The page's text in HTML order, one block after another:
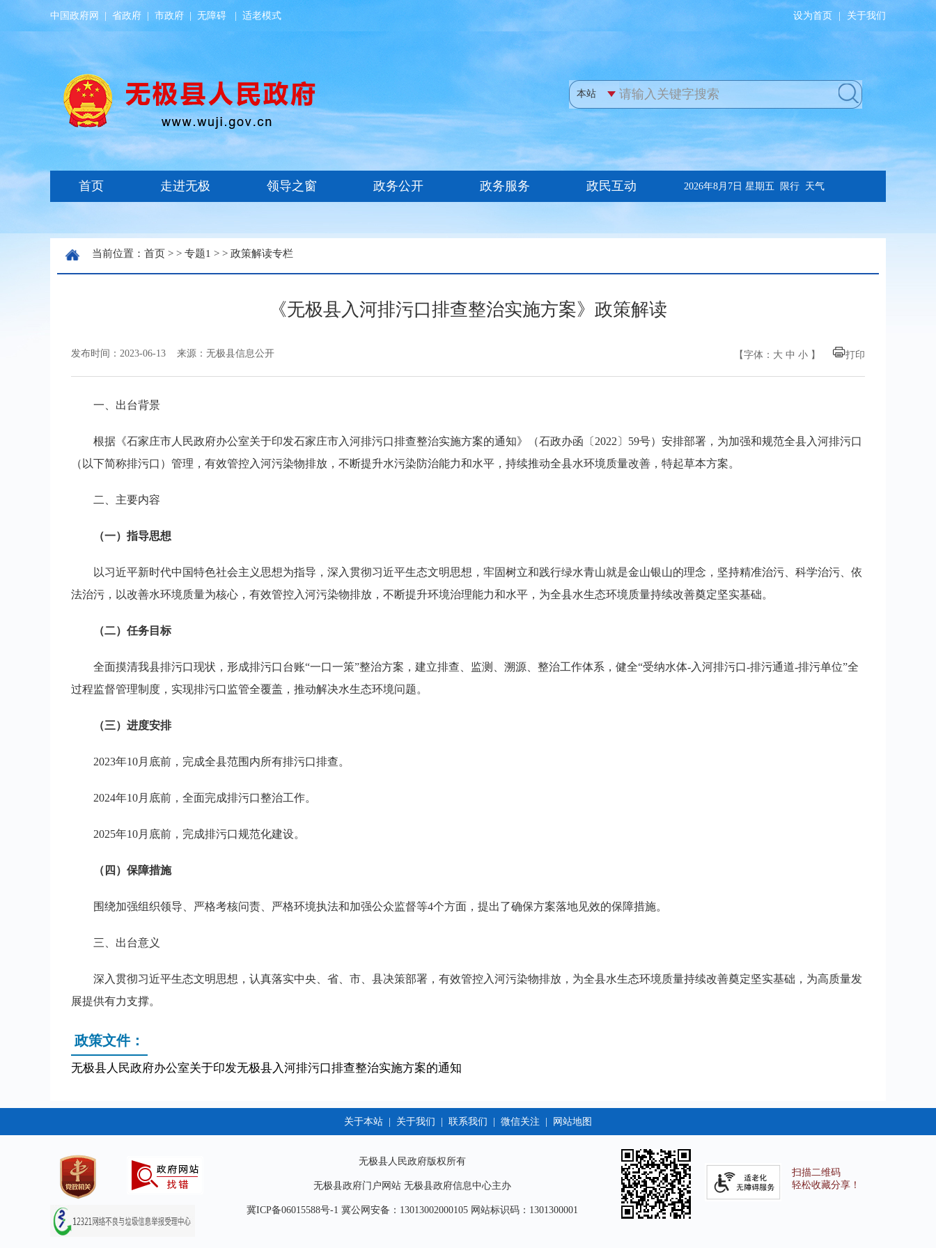
中国政府网 省政府 市政府 无障碍 适老模式 设为首页 关于我们
当前位置： 首页 > > 专题1 > > 政策解读专栏
《无极县入河排污口排查整治实施方案》政策解读
发布时间：2023-06-13 来源：无极县信息公开 【字体： 大 中 小 】 打印
一、出台背景
根据《石家庄市人民政府办公室关于印发石家庄市入河排污口排查整治实施方案的通知》（石政办函〔2022〕59号）安排部署，为加强和规范全县入河排污口
（以下简称排污口）管理，有效管控入河污染物排放，不断提升水污染防治能力和水平，持续推动全县水环境质量改善，特起草本方案。
二、主要内容
（一）指导思想
以习近平新时代中国特色社会主义思想为指导，深入贯彻习近平生态文明思想，牢固树立和践行绿水青山就是金山银山的理念，坚持精准治污、科学治污、依
法治污，以改善水环境质量为核心，有效管控入河污染物排放，不断提升环境治理能力和水平，为全县水生态环境质量持续改善奠定坚实基础。
（二）任务目标
全面摸清我县排污口现状，形成排污口台账“一口一策”整治方案，建立排查、监测、溯源、整治工作体系，健全“受纳水体-入河排污口-排污通道-排污单位”全
过程监督管理制度，实现排污口监管全覆盖，推动解决水生态环境问题。
（三）进度安排
2023年10月底前，完成全县范围内所有排污口排查。
2024年10月底前，全面完成排污口整治工作。
2025年10月底前，完成排污口规范化建设。
（四）保障措施
围绕加强组织领导、严格考核问责、严格环境执法和加强公众监督等4个方面，提出了确保方案落地见效的保障措施。
三、出台意义
深入贯彻习近平生态文明思想，认真落实中央、省、市、县决策部署，有效管控入河污染物排放，为全县水生态环境质量持续改善奠定坚实基础，为高质量发
展提供有力支撑。
政策文件：
无极县人民政府办公室关于印发无极县入河排污口排查整治实施方案的通知